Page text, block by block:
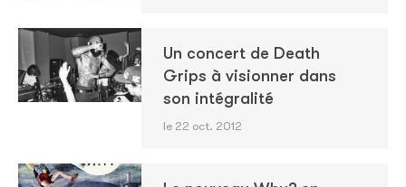
Un concert de Death
Grips à visionner dans
son intégralité
le 22 oct. 2012